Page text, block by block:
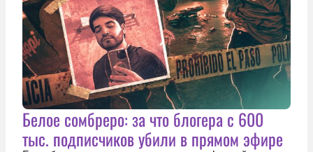
Белое сомбреро: за что блогера с 600
тыс. подписчиков убили в прямом эфире